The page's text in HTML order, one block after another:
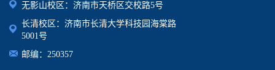
无影山校区：济南市天桥区交校路5号
长清校区：济南市长清大学科技园海棠路
5001号
邮编：250357